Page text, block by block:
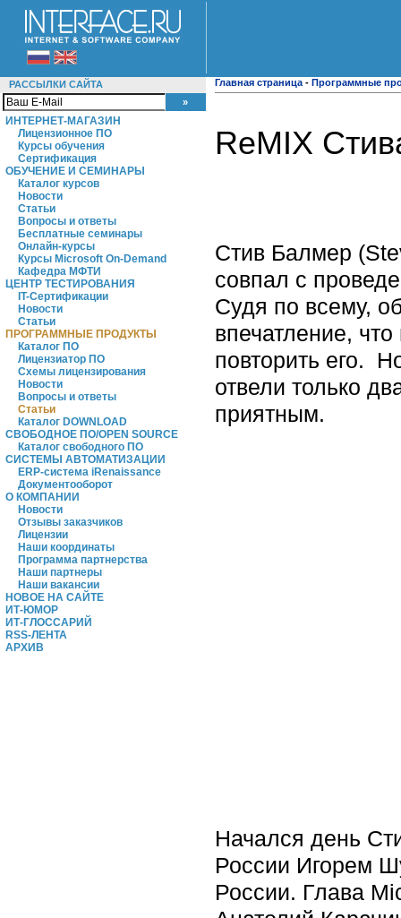
РАССЫЛКИ САЙТА
ИНТЕРНЕТ-МАГАЗИН
Лицензионное ПО
Курсы обучения
Сертификация
ОБУЧЕНИЕ И СЕМИНАРЫ
Каталог курсов
Новости
Статьи
Вопросы и ответы
Бесплатные семинары
Онлайн-курсы
Курсы Microsoft On-Demand
Кафедра МФТИ
ЦЕНТР ТЕСТИРОВАНИЯ
IT-Сертификации
Новости
Статьи
ПРОГРАММНЫЕ ПРОДУКТЫ
Каталог ПО
Лицензиатор ПО
Схемы лицензирования
Новости
Вопросы и ответы
Статьи
Каталог DOWNLOAD
СВОБОДНОЕ ПО/OPEN SOURCE
Каталог свободного ПО
СИСТЕМЫ АВТОМАТИЗАЦИИ
ERP-система iRenaissance
Документооборот
О КОМПАНИИ
Новости
Отзывы заказчиков
Лицензии
Наши координаты
Программа партнерства
Наши партнеры
Наши вакансии
НОВОЕ НА САЙТЕ
ИТ-ЮМОР
ИТ-ГЛОССАРИЙ
RSS-ЛЕНТА
АРХИВ
Главная страница - Программные
ReMIX
Стив Балмер
совпал с
Судя по всему,
впечатление,
повторить его.
отвели только
приятным.
Начался день
России Игорем
России. Глава